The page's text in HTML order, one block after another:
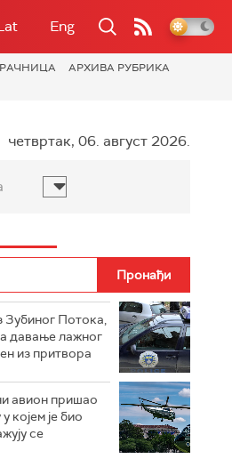
Eng
АРХИВА РУБРИКА
четвртак, 06. август 2026.
Зубиног Потока,
давање лажног
из притвора
авион пришао
којем је био
се